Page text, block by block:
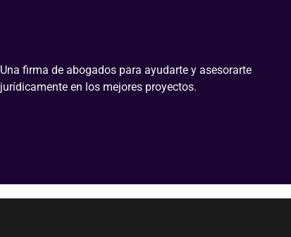
Una firma de abogados para ayudarte y asesorarte
jurídicamente en los mejores proyectos.